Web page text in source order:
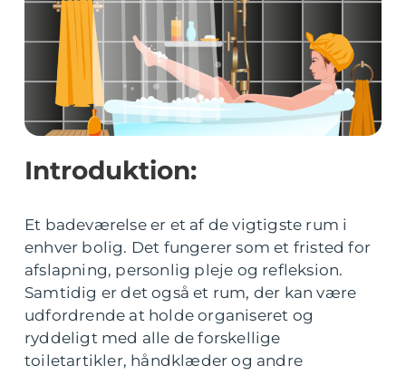
Introduktion:
Et badeværelse er et af de vigtigste rum i
enhver bolig. Det fungerer som et fristed for
afslapning, personlig pleje og refleksion.
Samtidig er det også et rum, der kan være
udfordrende at holde organiseret og
ryddeligt med alle de forskellige
toiletartikler, håndklæder og andre